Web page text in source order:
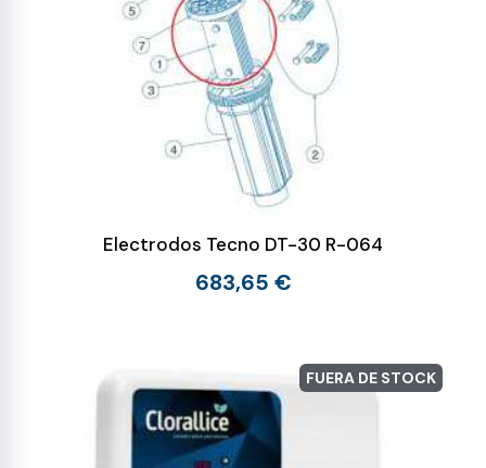
Electrodos Tecno DT-30 R-064
683,65 €
FUERA DE STOCK